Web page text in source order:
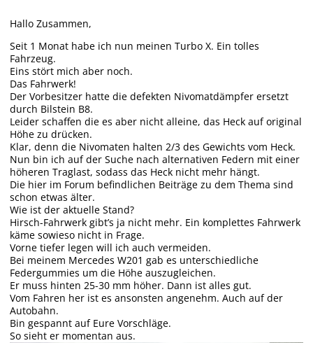
Hallo Zusammen,
Seit 1 Monat habe ich nun meinen Turbo X. Ein tolles
Fahrzeug.
Eins stört mich aber noch.
Das Fahrwerk!
Der Vorbesitzer hatte die defekten Nivomatdämpfer ersetzt
durch Bilstein B8.
Leider schaffen die es aber nicht alleine, das Heck auf original
Höhe zu drücken.
Klar, denn die Nivomaten halten 2/3 des Gewichts vom Heck.
Nun bin ich auf der Suche nach alternativen Federn mit einer
höheren Traglast, sodass das Heck nicht mehr hängt.
Die hier im Forum befindlichen Beiträge zu dem Thema sind
schon etwas älter.
Wie ist der aktuelle Stand?
Hirsch-Fahrwerk gibt’s ja nicht mehr. Ein komplettes Fahrwerk
käme sowieso nicht in Frage.
Vorne tiefer legen will ich auch vermeiden.
Bei meinem Mercedes W201 gab es unterschiedliche
Federgummies um die Höhe auszugleichen.
Er muss hinten 25-30 mm höher. Dann ist alles gut.
Vom Fahren her ist es ansonsten angenehm. Auch auf der
Autobahn.
Bin gespannt auf Eure Vorschläge.
So sieht er momentan aus.